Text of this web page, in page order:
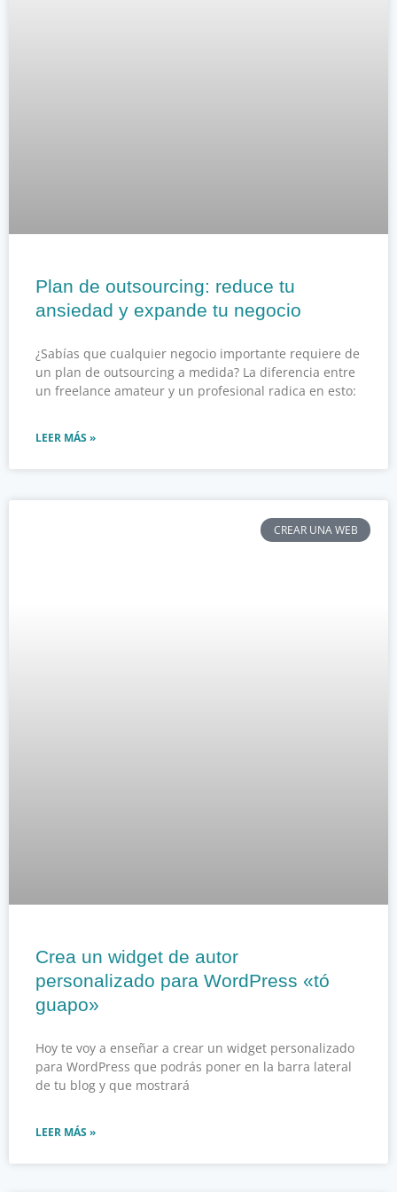
Plan de outsourcing: reduce tu
ansiedad y expande tu negocio
¿Sabías que cualquier negocio importante requiere de
un plan de outsourcing a medida? La diferencia entre
un freelance amateur y un profesional radica en esto:
LEER MÁS »
CREAR UNA WEB
Crea un widget de autor
personalizado para WordPress «tó
guapo»
Hoy te voy a enseñar a crear un widget personalizado
para WordPress que podrás poner en la barra lateral
de tu blog y que mostrará
LEER MÁS »